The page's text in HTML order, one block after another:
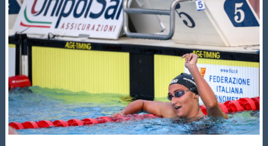
Salvamento
Formazione